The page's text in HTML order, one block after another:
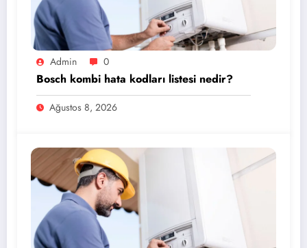
Admin 0
Bosch kombi hata kodları listesi nedir?
Ağustos 8, 2026